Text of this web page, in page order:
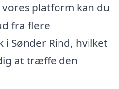
platform kan du
fra flere
i Sønder Rind, hvilket
at træffe den